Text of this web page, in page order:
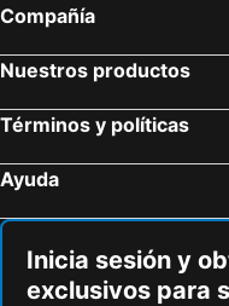
Compañía
Nuestros productos
Términos y políticas
Ayuda
Inicia sesión y
exclusivos para